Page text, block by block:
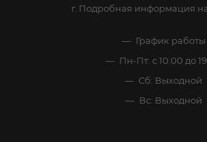
г. Подробная информация
График работы
Пн-Пт: с 10:00 до
Сб: Выходной
Вс: Выходной